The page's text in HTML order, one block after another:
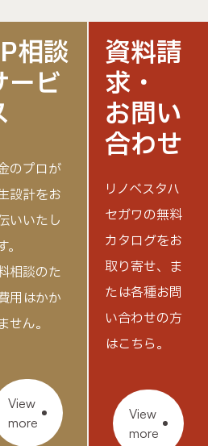
相談
ービ
のプロが
設計をお
いいたし
。
相談のた
用はかか
せん。
View
more
資料請
求・
お問い
合わせ
リノベスタハ
セガワの無料
カタログをお
取り寄せ、 ま
たは各種お問
い合わせの方
はこちら。
View
more